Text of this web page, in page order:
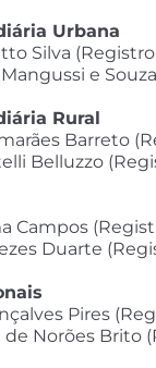
Urbana
Silva
e
Rural
Barreto
Belluzzo
Campos
Duarte
Pires
de Norões Brito